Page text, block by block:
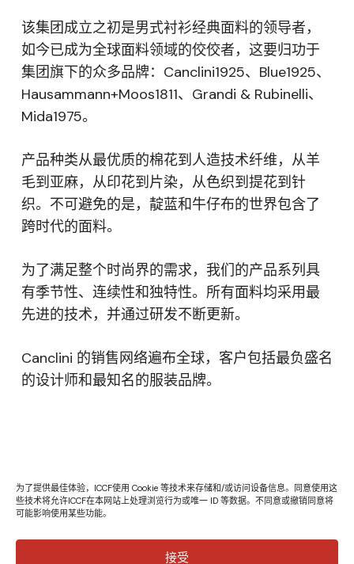
为了提供最佳体验，ICCF使用 Cookie 等技术来存储和/或访问设备信息。同意使用这
些技术将允许ICCF在本网站上处理浏览行为或唯一 ID 等数据。不同意或撤销同意将
可能影响使用某些功能。
接受
该集团成立之初是男式衬衫经典面料的领导者，
如今已成为全球面料领域的佼佼者，这要归功于
集团旗下的众多品牌：Canclini1925、Blue1925、
Hausammann+Moos1811、Grandi & Rubinelli、
Mida1975。
产品种类从最优质的棉花到人造技术纤维，从羊
毛到亚麻，从印花到片染，从色织到提花到针
织。不可避免的是，靛蓝和牛仔布的世界包含了
跨时代的面料。
为了满足整个时尚界的需求，我们的产品系列具
有季节性、连续性和独特性。所有面料均采用最
先进的技术，并通过研发不断更新。
Canclini 的销售网络遍布全球，客户包括最负盛名
的设计师和最知名的服装品牌。